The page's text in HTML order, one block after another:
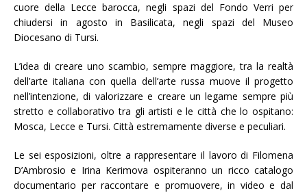
cuore della Lecce barocca, negli spazi del Fondo Verri per
chiudersi in agosto in Basilicata, negli spazi del Museo
Diocesano di Tursi.
L’idea di creare uno scambio, sempre maggiore, tra la realtà
dell’arte italiana con quella dell’arte russa muove il progetto
nell’intenzione, di valorizzare e creare un legame sempre più
stretto e collaborativo tra gli artisti e le città che lo ospitano:
Mosca, Lecce e Tursi. Città estremamente diverse e peculiari.
Le sei esposizioni, oltre a rappresentare il lavoro di Filomena
D’Ambrosio e Irina Kerimova ospiteranno un ricco catalogo
documentario per raccontare e promuovere, in video e dal